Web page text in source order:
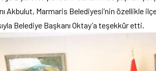
Akbulut, Marmaris Belediyesi’nin özellikle
Belediye Başkanı Oktay’a teşekkür etti.